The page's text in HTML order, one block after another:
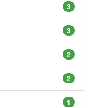
3
3
2
2
1